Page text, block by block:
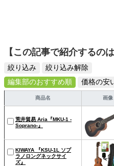
【この記事で紹介するの
絞り込み
絞り込み解除
編集部のおすすめ順
価格の安
商品名 画像
荒井貿易 Aria『MKU-1 -
Soprano-』
KIWAYA 『KSU-1L ソプ
ラノロングネックサイ
ズ』